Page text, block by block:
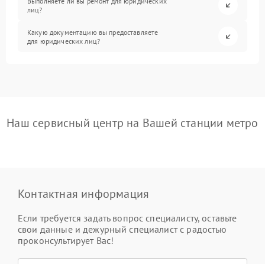
лиц?
Какую документацию вы предоставляете
для юридических лиц?
Наш сервисный центр на Вашей станции метро
Контактная информация
Если требуется задать вопрос специалисту, оставьте
свои данные и дежурный специалист с радостью
проконсультирует Вас!